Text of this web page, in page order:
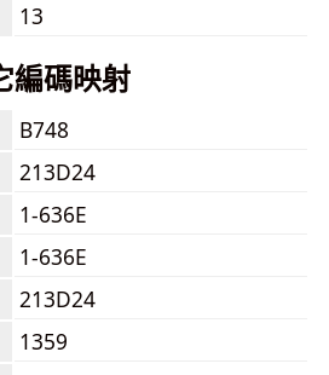
13
碼映射
B748
213D24
1-636E
1-636E
213D24
1359